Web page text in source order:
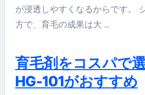
が浸透しやすくなるからです。
方で、育毛の成果は大 …
育毛剤をコスパで
HG-101がおすすめ